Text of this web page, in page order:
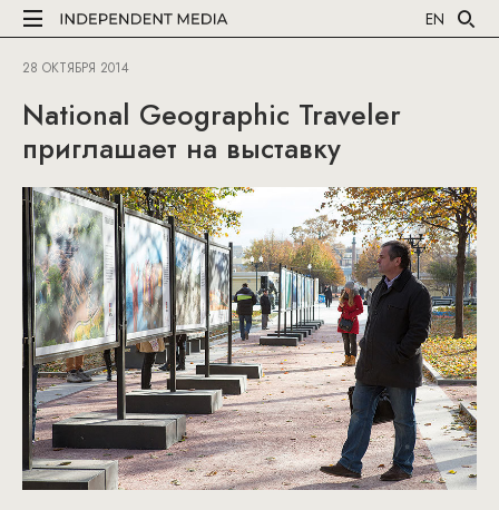
EN
28 ОКТЯБРЯ 2014
National Geographic Traveler
приглашает на выставку